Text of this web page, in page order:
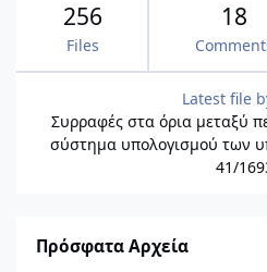
256
Files
18
Latest file
Συρραφές στα όρια μεταξύ
σύστημα υπολογισμού των
41/
Πρόσφατα Αρχεία